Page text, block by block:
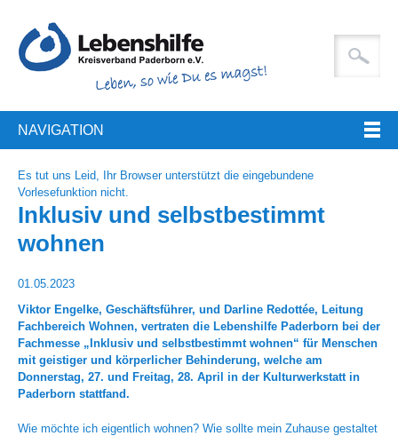
NAVIGATION
Es tut uns Leid, Ihr Browser unterstützt die eingebundene
Vorlesefunktion nicht.
Inklusiv und selbstbestimmt
wohnen
01.05.2023
Viktor Engelke, Geschäftsführer, und Darline Redottée, Leitung
Fachbereich Wohnen, vertraten die Lebenshilfe Paderborn bei der
Fachmesse „Inklusiv und selbstbestimmt wohnen“ für Menschen
mit geistiger und körperlicher Behinderung, welche am
Donnerstag, 27. und Freitag, 28. April in der Kulturwerkstatt in
Paderborn stattfand.
Wie möchte ich eigentlich wohnen? Wie sollte mein Zuhause gestaltet